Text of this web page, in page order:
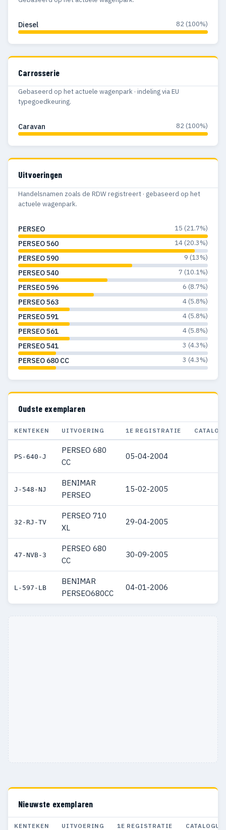
Diesel 82 (100%)
Carrosserie
Gebaseerd op het actuele wagenpark · indeling via EU
typegoedkeuring.
Caravan 82 (100%)
Uitvoeringen
Handelsnamen zoals de RDW registreert · gebaseerd op het
actuele wagenpark.
PERSEO 15 (21.7%)
PERSEO 560 14 (20.3%)
PERSEO 590 9 (13%)
PERSEO 540 7 (10.1%)
PERSEO 596 6 (8.7%)
PERSEO 563 4 (5.8%)
PERSEO 591 4 (5.8%)
PERSEO 561 4 (5.8%)
PERSEO 541 3 (4.3%)
PERSEO 680 CC 3 (4.3%)
Oudste exemplaren
KENTEKEN UITVOERING 1E REGISTRATIE
PS-640-J
PERSEO 680
CC
05-04-2004
J-548-NJ
BENIMAR
PERSEO
15-02-2005
32-RJ-TV
PERSEO 710
XL
29-04-2005
47-NVB-3
PERSEO 680
CC
30-09-2005
L-597-LB
BENIMAR
PERSEO680CC
04-01-2006
Nieuwste exemplaren
KENTEKEN UITVOERING 1E REGISTRATIE